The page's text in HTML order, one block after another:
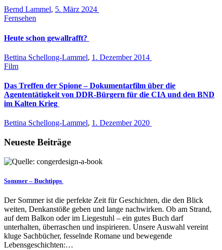
Bernd Lammel, 5. März 2024
Fernsehen
Heute schon gewallrafft?
Bettina Schellong-Lammel, 1. Dezember 2014
Film
Das Treffen der Spione – Dokumentarfilm über die
Agententätigkeit von DDR-Bürgern für die CIA und den BND
im Kalten Krieg
Bettina Schellong-Lammel, 1. Dezember 2020
Neueste Beiträge
Sommer – Buchtipps
Der Sommer ist die perfekte Zeit für Geschichten, die den Blick
weiten, Denkanstöße geben und lange nachwirken. Ob am Strand,
auf dem Balkon oder im Liegestuhl – ein gutes Buch darf
unterhalten, überraschen und inspirieren. Unsere Auswahl vereint
kluge Sachbücher, fesselnde Romane und bewegende
Lebensgeschichten:…